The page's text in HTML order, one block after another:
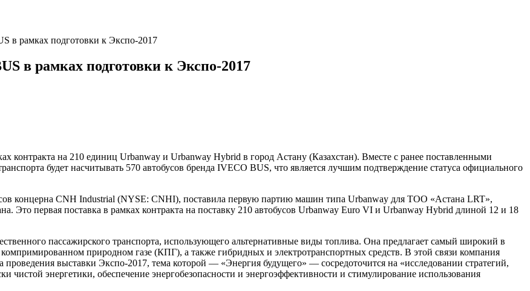
в рамках подготовки к Экспо-2017
в рамках подготовки к Экспо-2017
контракта на 210 единиц Urbanway и Urbanway Hybrid в город Астану (Казахстан). Вместе с ранее поставленными
будет насчитывать 570 автобусов бренда IVECO BUS, что является лучшим подтверждение статуса официального
концерна CNH Industrial (NYSE: CNHI), поставила первую партию машин типа Urbanway для ТОО «Астана LRT»,
Это первая поставка в рамках контракта на поставку 210 автобусов Urbanway Euro VI и Urbanway Hybrid длиной 12 и 18
пассажирского транспорта, использующего альтернативные виды топлива. Она предлагает самый широкий в
природном газе (КПГ), а также гибридных и электротранспортных средств. В этой связи компания
выставки Экспо-2017, тема которой ― «Энергия будущего» ― сосредоточится на «исследовании стратегий,
чистой энергетики, обеспечение энергобезопасности и энергоэффективности и стимулирование использования